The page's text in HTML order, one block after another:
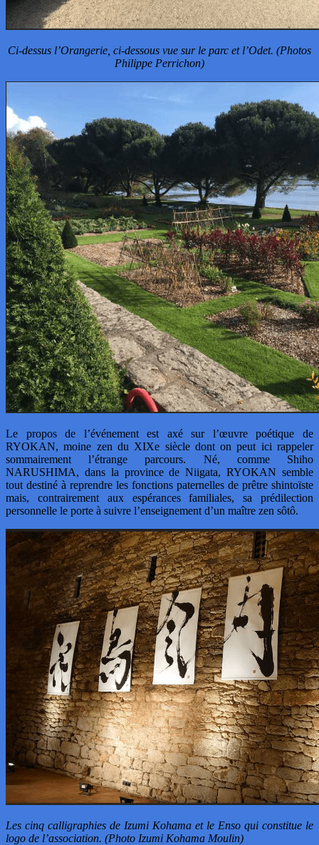
Ci-dessus l’Orangerie, ci-dessous vue sur le parc et l’Odet. (Photos
Philippe Perrichon)
Le propos de l’événement est axé sur l’œuvre poétique de
RYOKAN, moine zen du XIXe siècle dont on peut ici rappeler
sommairement l’étrange parcours. Né, comme Shiho
NARUSHIMA, dans la province de Niigata, RYOKAN semble
tout destiné à reprendre les fonctions paternelles de prêtre shintoïste
mais, contrairement aux espérances familiales, sa prédilection
personnelle le porte à suivre l’enseignement d’un maître zen sôtô.
Les cinq calligraphies de Izumi Kohama et le Enso qui constitue le
logo de l’association. (Photo Izumi Kohama Moulin)